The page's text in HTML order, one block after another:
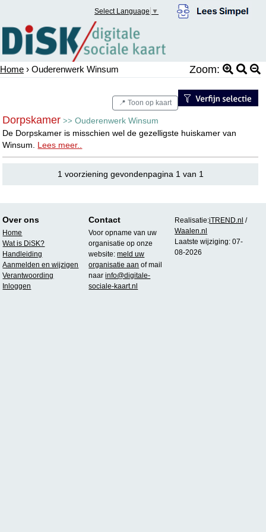
Select Language ▼
Home › Ouderenwerk Winsum Zoom:
📍 Toon op kaart
Dorpskamer >>Ouderenwerk Winsum
De Dorpskamer is misschien wel de gezelligste huiskamer van
Winsum. Lees meer..
1 voorziening gevondenpagina 1 van 1
Over ons
Home
Wat is DiSK?
Handleiding
Aanmelden en wijzigen
Verantwoording
Inloggen
Contact
Voor opname van uw
organisatie op onze
website:meld uw
organisatie aan of mail
naarinfo@digitale-
sociale-kaart.nl
Realisatie:iTREND.nl /
Waalen.nl
Laatste wijziging: 07-
08-2026